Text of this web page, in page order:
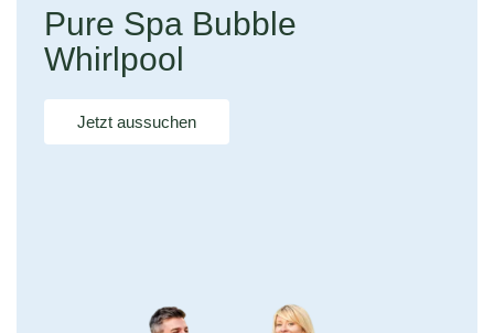
Pure Spa Bubble
Whirlpool
Jetzt aussuchen